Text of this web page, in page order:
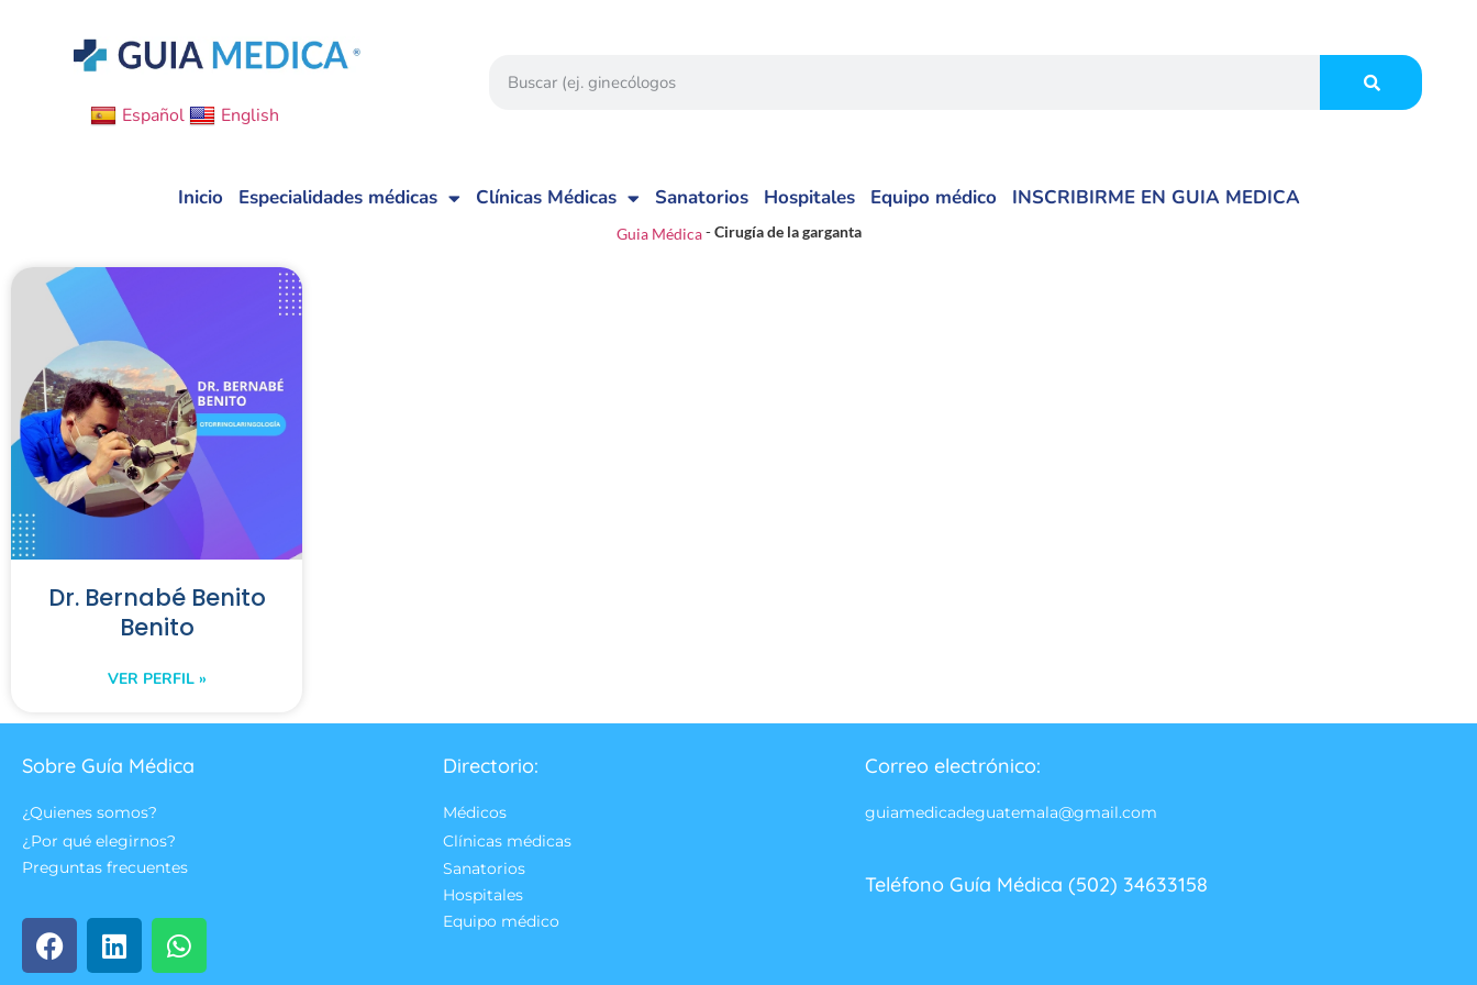
Español English
Inicio Especialidades médicas Clínicas Médicas Sanatorios Hospitales Equipo médico INSCRIBIRME EN GUIA MEDICA
Guia Médica-Cirugía de la garganta
Dr. Bernabé Benito
Benito
VER PERFIL »
Sobre Guía Médica
¿Quienes somos?
¿Por qué elegirnos?
Preguntas frecuentes
Directorio:
Médicos
Clínicas médicas
Sanatorios
Hospitales
Equipo médico
Correo electrónico:
guiamedicadeguatemala@gmail.com
Teléfono Guía Médica (502) 34633158